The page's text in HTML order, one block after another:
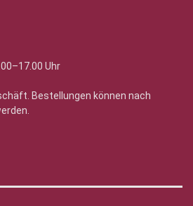
Uhr
Bestellungen können nach